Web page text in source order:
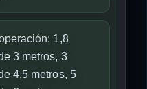
1,8
3 metros, 3
4,5 metros, 5